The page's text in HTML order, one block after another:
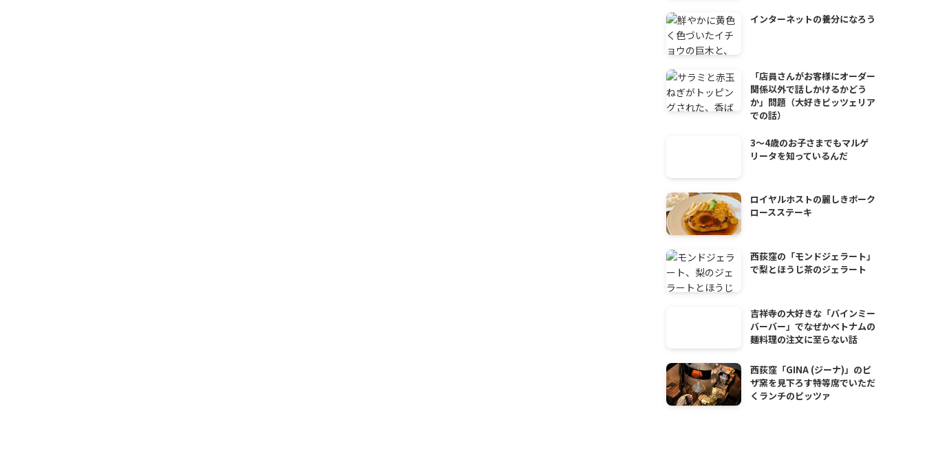
インターネットの養分になろう
「店員さんがお客様にオーダー
関係以外で話しかけるかどう
か」問題（大好きピッツェリア
での話）
3～4歳のお子さまでもマルゲ
リータを知っているんだ
ロイヤルホストの麗しきポーク
ロースステーキ
西荻窪の「モンドジェラート」
で梨とほうじ茶のジェラート
吉祥寺の大好きな「バインミー
バーバー」でなぜかベトナムの
麺料理の注文に至らない話
西荻窪「GINA (ジーナ)」のピ
ザ窯を見下ろす特等席でいただ
くランチのピッツァ